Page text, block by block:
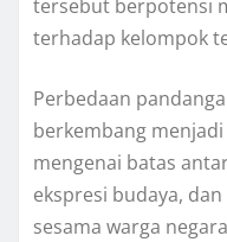
tersebut berpotensi
terhadap kelompok
Perbedaan
berkembang
mengenai batas
ekspresi budaya,
sesama warga